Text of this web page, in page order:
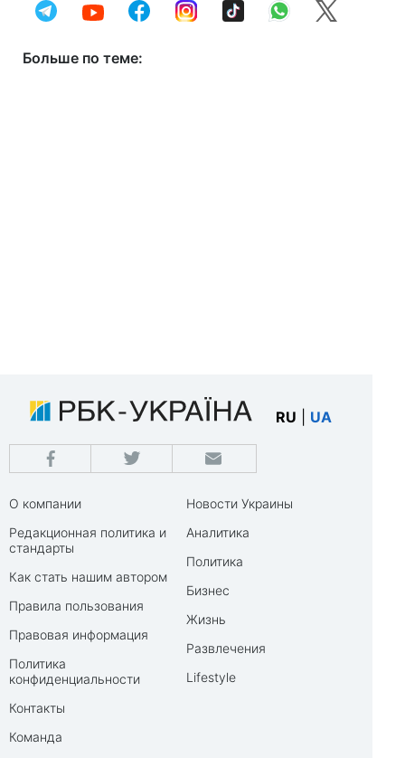
Больше по теме:
RU UA
О компании
Редакционная политика и
стандарты
Как стать нашим автором
Правила пользования
Правовая информация
Политика
конфиденциальности
Контакты
Команда
Новости Украины
Аналитика
Политика
Бизнес
Жизнь
Развлечения
Lifestyle